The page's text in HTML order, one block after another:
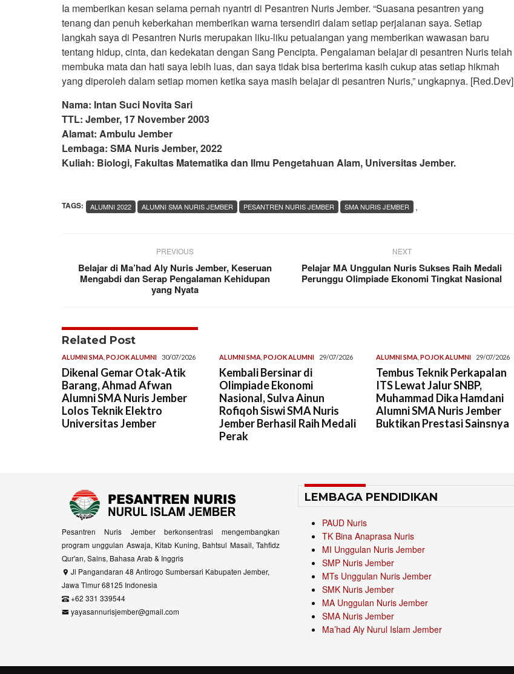
Ia memberikan kesan selama pernah nyantri di Pesantren Nuris Jember. “Suasana pesantren yang
tenang dan penuh keberkahan memberikan warna tersendiri dalam setiap perjalanan saya. Setiap
langkah saya di Pesantren Nuris merupakan liku-liku petualangan yang memberikan wawasan baru
tentang hidup, cinta, dan kedekatan dengan Sang Pencipta. Pengalaman belajar di pesantren Nuris telah
membuka mata dan hati saya lebih luas, dan saya tidak bisa berterima kasih cukup atas setiap hikmah
yang diperoleh dalam setiap momen ketika saya masih belajar di pesantren Nuris,” ungkapnya. [Red.Dev]
Nama: Intan Suci Novita Sari
TTL: Jember, 17 November 2003
Alamat: Ambulu Jember
Lembaga: SMA Nuris Jember, 2022
Kuliah: Biologi, Fakultas Matematika dan Ilmu Pengetahuan Alam, Universitas Jember.
TAGS: ,
ALUMNI 2022 ALUMNI SMA NURIS JEMBER PESANTREN NURIS JEMBER SMA NURIS JEMBER
PREVIOUS
Belajar di Ma’had Aly Nuris Jember, Keseruan
Mengabdi dan Serap Pengalaman Kehidupan
yang Nyata
NEXT
Pelajar MA Unggulan Nuris Sukses Raih Medali
Perunggu Olimpiade Ekonomi Tingkat Nasional
Related Post
ALUMNI SMA POJOK ALUMNI 30/07/2026
Dikenal Gemar Otak-Atik
Barang, Ahmad Afwan
Alumni SMA Nuris Jember
Lolos Teknik Elektro
Universitas Jember
ALUMNI SMA, POJOK ALUMNI 29/07/2026
Kembali Bersinar di
Olimpiade Ekonomi
Nasional, Sulva Ainun
Rofiqoh Siswi SMA Nuris
Jember Berhasil Raih Medali
Perak
ALUMNI SMA ,POJOK ALUMNI 29/07/2026
Tembus Teknik Perkapalan
ITS Lewat Jalur SNBP,
Muhammad Dika Hamdani
Alumni SMA Nuris Jember
Buktikan Prestasi Sainsnya
Pesantren Nuris Jember berkonsentrasi mengembangkan
program unggulan Aswaja, Kitab Kuning, Bahtsul Masail, Tahfidz
Qur'an, Sains, Bahasa Arab & Inggris
Jl Pangandaran 48 Antirogo Sumbersari Kabupaten Jember,
Jawa Timur 68125 Indonesia
+62 331 339544
yayasannurisjember@gmail.com
LEMBAGA PENDIDIKAN
PAUD Nuris
TK Bina Anaprasa Nuris
MI Unggulan Nuris Jember
SMP Nuris Jember
MTs Unggulan Nuris Jember
SMK Nuris Jember
MA Unggulan Nuris Jember
SMA Nuris Jember
Ma’had Aly Nurul Islam Jember